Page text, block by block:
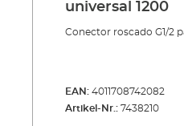
universal 1200
Conector roscado G1/2
EAN: 4011708742082
Artikel-Nr.: 7438210